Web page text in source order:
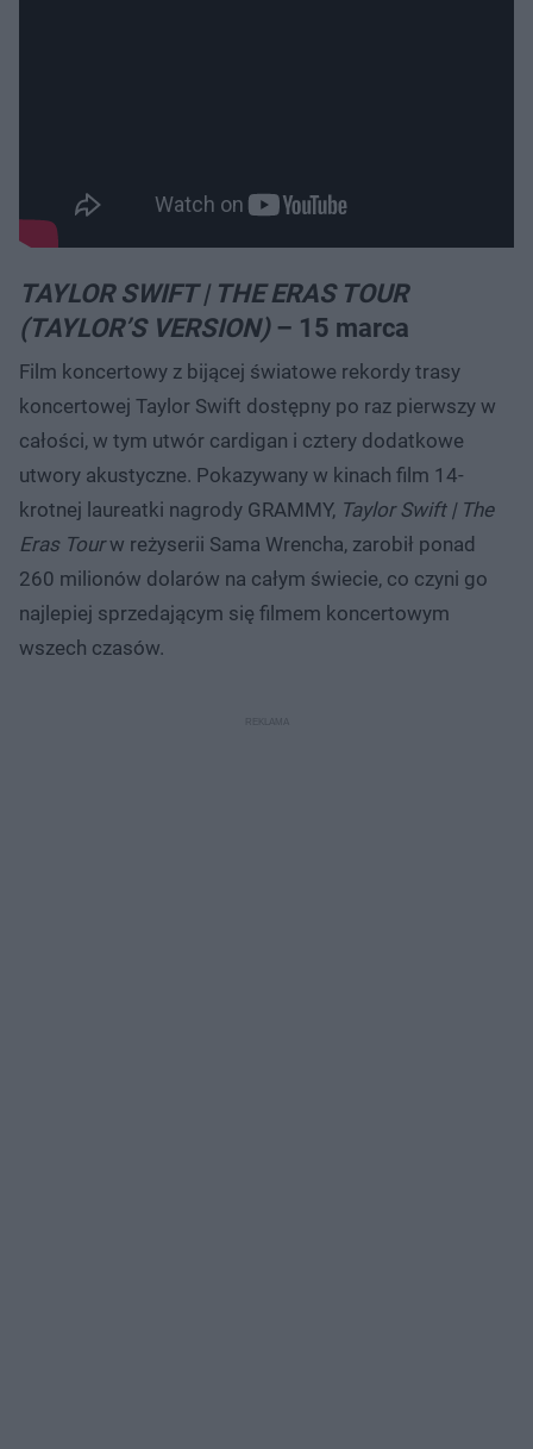
TAYLOR SWIFT | THE ERAS TOUR
(TAYLOR’S VERSION)– 15 marca
Film koncertowy z bijącej światowe rekordy trasy
koncertowej Taylor Swift dostępny po raz pierwszy w
całości, w tym utwór cardigan i cztery dodatkowe
utwory akustyczne. Pokazywany w kinach film 14-
krotnej laureatki nagrody GRAMMY, Taylor Swift | The
Eras Tourw reżyserii Sama Wrencha, zarobił ponad
260 milionów dolarów na całym świecie, co czyni go
najlepiej sprzedającym się filmem koncertowym
wszech czasów.